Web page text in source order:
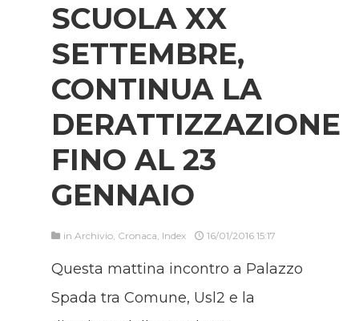
SCUOLA XX
SETTEMBRE,
CONTINUA LA
DERATTIZZAZIONE
FINO AL 23
GENNAIO
in Archivio, Cronaca, Index 16/01/2016 15:17
Questa mattina incontro a Palazzo
Spada tra Comune, Usl2 e la